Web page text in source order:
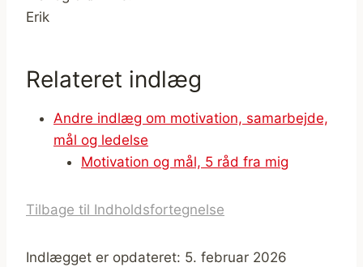
Erik
Relateret indlæg
Andre indlæg om motivation, samarbejde,
mål og ledelse
Motivation og mål, 5 råd fra mig
Tilbage til Indholdsfortegnelse
Indlægget er opdateret: 5. februar 2026